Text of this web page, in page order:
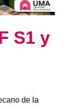
S1 y
de la